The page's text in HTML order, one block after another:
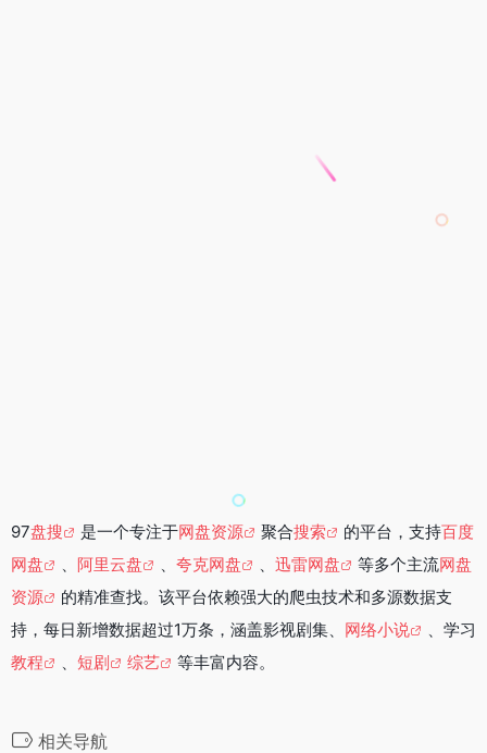
97盘搜 是一个专注于网盘资源 聚合搜索 的平台，支持百度
网盘
阿里云盘 夸克网盘 迅雷网盘 等多个主流网盘
资源
的精准查找。该平台依赖强大的爬虫技术和多源数据支
持，每日新增数据超过1万条，涵盖影视剧集、 网络小说
、学习
教程
短剧 综艺 等丰富内容。
相关导航